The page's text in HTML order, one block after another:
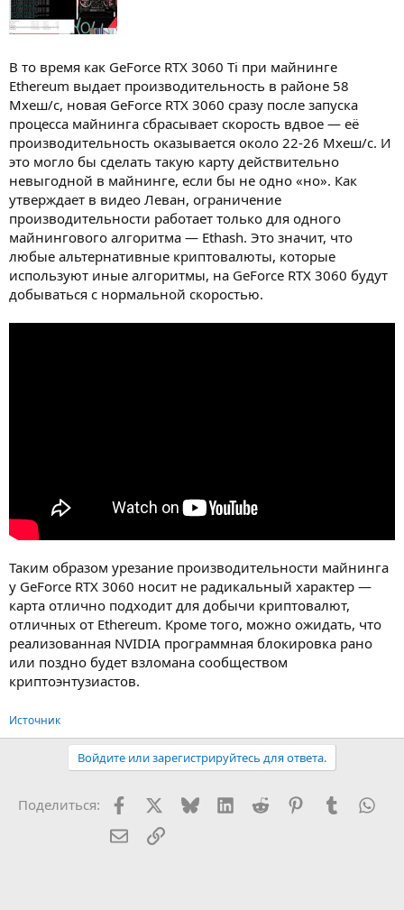
В то время как GeForce RTX 3060 Ti при майнинге
Ethereum выдает производительность в районе 58
Мхеш/с, новая GeForce RTX 3060 сразу после запуска
процесса майнинга сбрасывает скорость вдвое — её
производительность оказывается около 22-26 Мхеш/с. И
это могло бы сделать такую карту действительно
невыгодной в майнинге, если бы не одно «но». Как
утверждает в видео Леван, ограничение
производительности работает только для одного
майнингового алгоритма — Ethash. Это значит, что
любые альтернативные криптовалюты, которые
используют иные алгоритмы, на GeForce RTX 3060 будут
добываться с нормальной скоростью.
Таким образом урезание производительности майнинга
у GeForce RTX 3060 носит не радикальный характер —
карта отлично подходит для добычи криптовалют,
отличных от Ethereum. Кроме того, можно ожидать, что
реализованная NVIDIA программная блокировка рано
или поздно будет взломана сообществом
криптоэнтузиастов.
Источник
Войдите или зарегистрируйтесь для ответа.
Поделиться: FacebookX (Twitter)
BlueskyLinkedInReddit PinterestTumblr
Электронная почта
Ссылка